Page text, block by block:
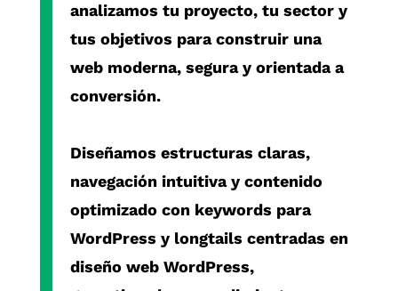
analizamos tu proyecto, tu sector y
tus objetivos para construir una
web moderna, segura y orientada a
conversión.
Diseñamos estructuras claras,
navegación intuitiva y contenido
optimizado con keywords para
WordPress y longtails centradas en
diseño web WordPress,